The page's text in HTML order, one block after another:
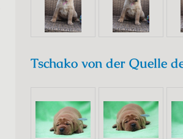
Tschako von der Quelle